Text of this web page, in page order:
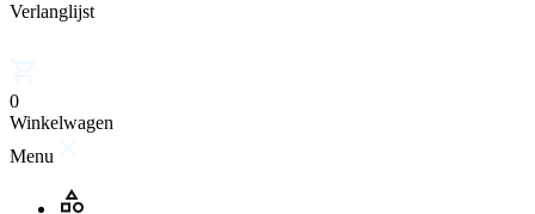
Verlanglijst
0
Winkelwagen
Menu